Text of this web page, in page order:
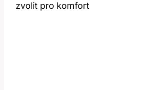
zvolit pro komfort